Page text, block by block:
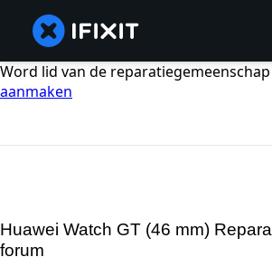
Word lid van de
aanmaken
Huawei Watch GT (46 mm)
forum